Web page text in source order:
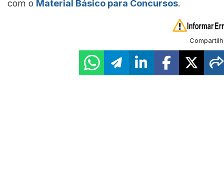
com o Material Básico para Concursos.